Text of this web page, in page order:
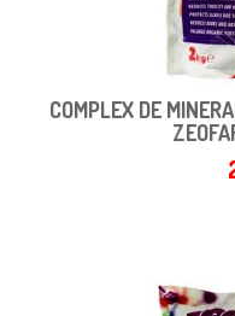
COMPLEX DE